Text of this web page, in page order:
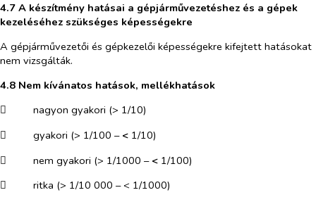
4.7 A készítmény hatásai a gépjárművezetéshez és a gépek
kezeléséhez szükséges képességekre
A gépjárművezetői és gépkezelői képességekre kifejtett hatásokat
nem vizsgálták.
4.8 Nem kívánatos hatások, mellékhatások
​
nagyon gyakori (> 1/10)
​
gyakori (> 1/100 – < 1/10)
​
nem gyakori (> 1/1000 – < 1/100)
​
ritka (> 1/10 000 – < 1/1000)